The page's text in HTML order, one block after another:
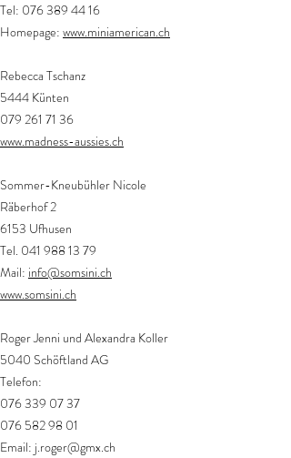
Tel: 076 389 44 16
Homepage: www.miniamerican.ch
Rebecca Tschanz
5444 Künten
079 261 71 36
www.madness-aussies.ch
Sommer-Kneubühler Nicole
Räberhof 2
6153 Ufhusen
Tel. 041 988 13 79
Mail: info@somsini.ch
www.somsini.ch
Roger Jenni und Alexandra Koller
5040 Schöftland AG
Telefon:
076 339 07 37
076 582 98 01
Email: j.roger@gmx.ch